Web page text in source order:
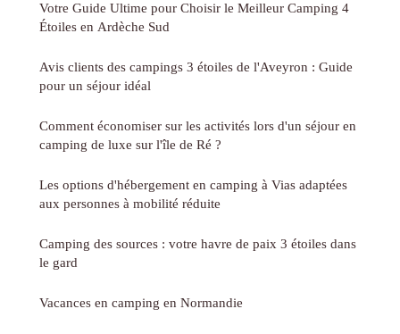
Votre Guide Ultime pour Choisir le Meilleur Camping 4
Étoiles en Ardèche Sud
Avis clients des campings 3 étoiles de l'Aveyron : Guide
pour un séjour idéal
Comment économiser sur les activités lors d'un séjour en
camping de luxe sur l'île de Ré ?
Les options d'hébergement en camping à Vias adaptées
aux personnes à mobilité réduite
Camping des sources : votre havre de paix 3 étoiles dans
le gard
Vacances en camping en Normandie